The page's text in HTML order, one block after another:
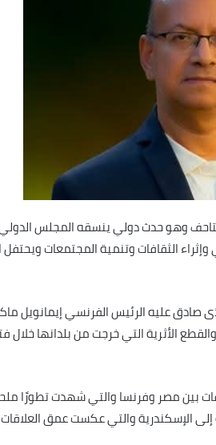
وإثراء الثقافات وتنمية المجتمعات
صادق عليه الرئيس الفرنسي إيمانويل
الأثرية التي خرجت من بلدانها خلال
بين مصر وفرنسا والتي شهدت تطورًا
الإسكندرية والتي عكست عمق العلاقات